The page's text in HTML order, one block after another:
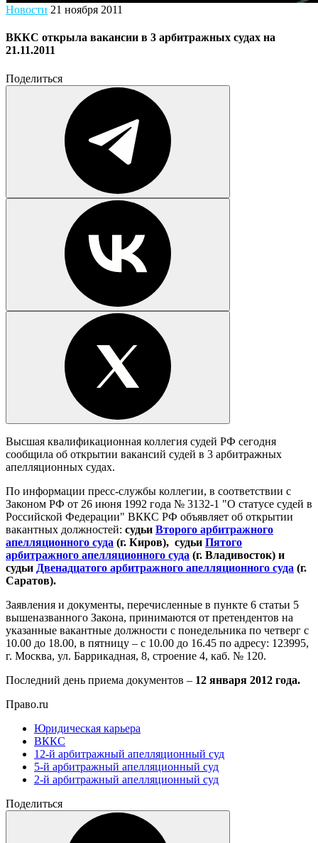
Новости 21 ноября 2011
ВККС открыла вакансии в 3 арбитражных судах на
21.11.2011
Поделиться
Высшая квалификационная коллегия судей РФ сегодня
сообщила об открытии вакансий судей в 3 арбитражных
апелляционных судах.
По информации пресс-службы коллегии, в соответствии с
Законом РФ от 26 июня 1992 года № 3132-1 "О статусе судей в
Российской Федерации" ВККС РФ объявляет об открытии
вакантных должностей: судьи Второго арбитражного
апелляционного суда (г. Киров), судьи Пятого
арбитражного апелляционного суда (г. Владивосток) и
судьи Двенадцатого арбитражного апелляционного суда (г.
Саратов).
Заявления и документы, перечисленные в пункте 6 статьи 5
вышеназванного Закона, принимаются от претендентов на
указанные вакантные должности с понедельника по четверг с
10.00 до 18.00, в пятницу – с 10.00 до 16.45 по адресу: 123995,
г. Москва, ул. Баррикадная, 8, строение 4, каб. № 120.
Последний день приема документов – 12 января 2012 года.
Право.ru
Юридическая карьера
ВККС
12-й арбитражный апелляционный суд
5-й арбитражный апелляционный суд
2-й арбитражный апелляционный суд
Поделиться